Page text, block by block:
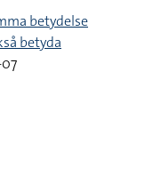
betydelse
betyda